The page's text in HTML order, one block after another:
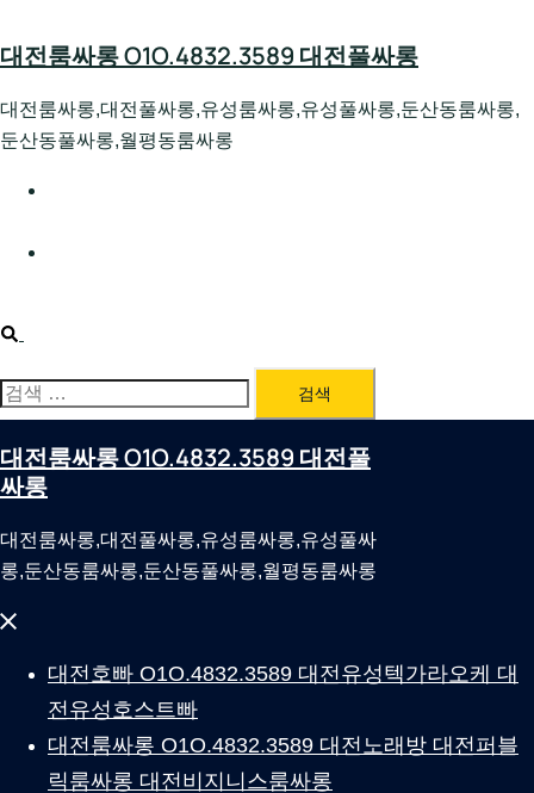
to
대전룸싸롱 O1O.4832.3589 대전풀싸롱
대전룸싸롱,대전풀싸롱,유성룸싸롱,유성풀싸롱,둔산동룸싸롱,
둔산동풀싸롱,월평동룸싸롱
Search
검
색:
대전룸싸롱 O1O.4832.3589 대전풀
싸롱
대전룸싸롱,대전풀싸롱,유성룸싸롱,유성풀싸
롱,둔산동룸싸롱,둔산동풀싸롱,월평동룸싸롱
Close
대전호빠 O1O.4832.3589 대전유성텍가라오케 대
전유성호스트빠
대전룸싸롱 O1O.4832.3589 대전노래방 대전퍼블
릭룸싸롱 대전비지니스룸싸롱